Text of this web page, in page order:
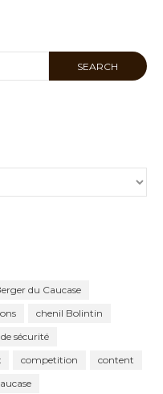
du Caucase
chenil Bolintin
sécurité
competition
content